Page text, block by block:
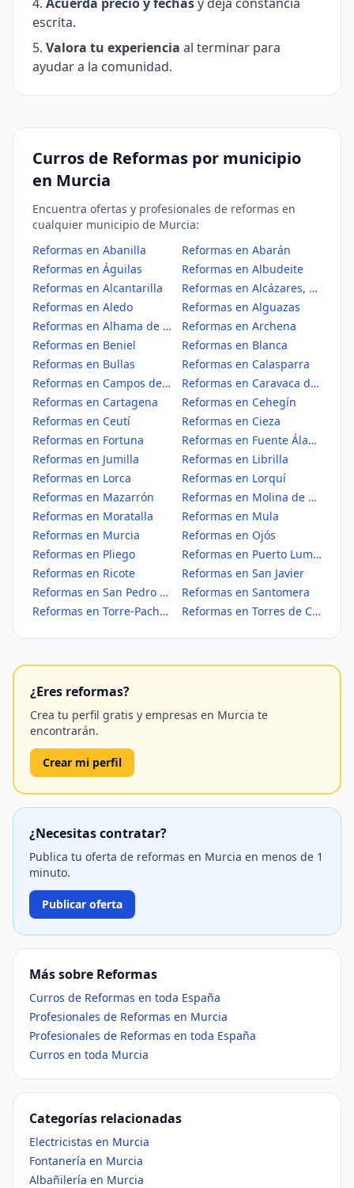
escrita.
Valora tu experiencia al terminar para
ayudar a la comunidad.
Curros de Reformas por municipio
en Murcia
Encuentra ofertas y profesionales de reformas en
cualquier municipio de Murcia:
Reformas en Abanilla
Reformas en Abarán
Reformas en Águilas
Reformas en Albudeite
Reformas en Alcantarilla
Reformas en Alcázares, Los
Reformas en Aledo
Reformas en Alguazas
Reformas en Alhama de Murcia
Reformas en Archena
Reformas en Beniel
Reformas en Blanca
Reformas en Bullas
Reformas en Calasparra
Reformas en Campos del Río
Reformas en Caravaca de la Cruz
Reformas en Cartagena
Reformas en Cehegín
Reformas en Ceutí
Reformas en Cieza
Reformas en Fortuna
Reformas en Fuente Álamo de Murcia
Reformas en Jumilla
Reformas en Librilla
Reformas en Lorca
Reformas en Lorquí
Reformas en Mazarrón
Reformas en Molina de Segura
Reformas en Moratalla
Reformas en Mula
Reformas en Murcia
Reformas en Ojós
Reformas en Pliego
Reformas en Puerto Lumbreras
Reformas en Ricote
Reformas en San Javier
Reformas en San Pedro del Pinatar
Reformas en Santomera
Reformas en Torre-Pacheco
Reformas en Torres de Cotillas, Las
¿Eres reformas?
Crea tu perfil gratis y empresas en Murcia te
encontrarán.
Crear mi perfil
¿Necesitas contratar?
Publica tu oferta de reformas en Murcia en menos de 1
minuto.
Publicar oferta
Más sobre Reformas
Curros de Reformas en toda España
Profesionales de Reformas en Murcia
Profesionales de Reformas en toda España
Curros en toda Murcia
Categorías relacionadas
Electricistas en Murcia
Fontanería en Murcia
Albañilería en Murcia